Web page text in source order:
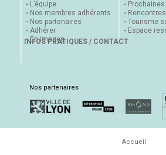
L’équipe
Nos membres adhérents
Nos partenaires
Adhérer
En images
Tourisme
Espace
INFOS PRATIQUES / CONTACT
Nos partenaires
Accueil